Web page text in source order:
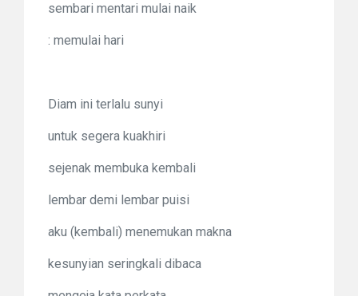
sembari mentari mulai naik
: memulai hari
Diam ini terlalu sunyi
untuk segera kuakhiri
sejenak membuka kembali
lembar demi lembar puisi
aku (kembali) menemukan makna
kesunyian seringkali dibaca